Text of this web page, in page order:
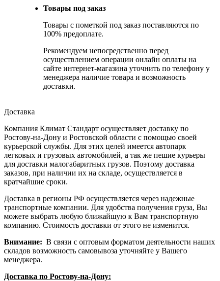
Товары под заказ
Товары с пометкой под заказ поставляются по
100% предоплате.
Рекомендуем непосредственно перед
осуществлением операции онлайн оплаты на
сайте интернет-магазина уточнить по телефону у
менеджера наличие товара и возможность
доставки.
Доставка
Компания Климат Стандарт осуществляет доставку по
Ростову-на-Дону и Ростовской области с помощью своей
курьерской службы. Для этих целей имеется автопарк
легковых и грузовых автомобилей, а так же пешие курьеры
для доставки малогабаритных грузов. Поэтому доставка
заказов, при наличии их на складе, осуществляется в
кратчайшие сроки.
Доставка в регионы РФ осуществляется через надежные
транспортные компании. Для удобства получения груза, Вы
можете выбрать любую ближайшую к Вам транспортную
компанию. Стоимость доставки от этого не изменится.
Внимание: В связи с оптовым форматом деятельности наших
складов возможность самовывоза уточняйте у Вашего
менеджера.
Доставка по Ростову-на-Дону: